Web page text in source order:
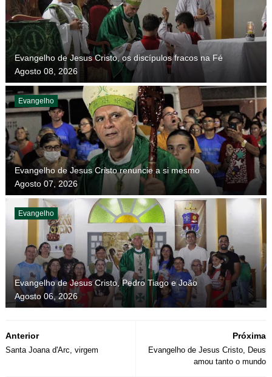
Evangelho de Jesus Cristo, os discípulos fracos na Fé
Agosto 08, 2026
Evangelho
Evangelho de Jesus Cristo renuncie a si mesmo
Agosto 07, 2026
Evangelho
Evangelho de Jesus Cristo, Pedro Tiago e João
Agosto 06, 2026
Próxima
Evangelho de Jesus Cristo, Deus
amou tanto o mundo
Anterior
Santa Joana d'Arc, virgem